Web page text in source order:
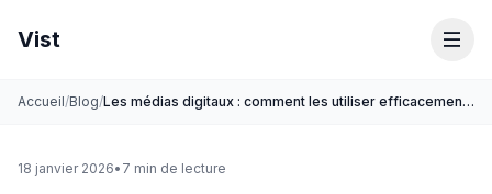
Vist
Accueil/Blog/ Les médias digitaux : comment les utiliser efficacement en 2023
18 janvier 2026• 7 min de lecture